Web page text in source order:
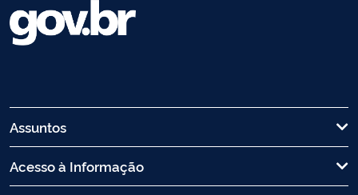
Assuntos
Acesso à Informação